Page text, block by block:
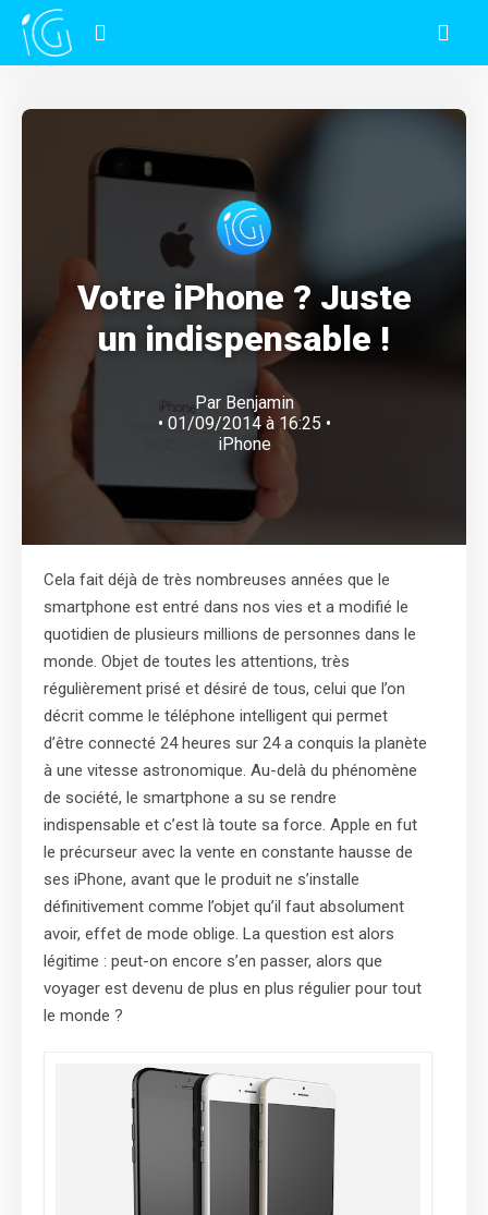
Votre iPhone ? Juste
un indispensable !
Par Benjamin
• 01/09/2014 à 16:25 •
iPhone
Cela fait déjà de très nombreuses années que le
smartphone est entré dans nos vies et a modifié le
quotidien de plusieurs millions de personnes dans le
monde. Objet de toutes les attentions, très
régulièrement prisé et désiré de tous, celui que l’on
décrit comme le téléphone intelligent qui permet
d’être connecté 24 heures sur 24 a conquis la planète
à une vitesse astronomique. Au-delà du phénomène
de société, le smartphone a su se rendre
indispensable et c’est là toute sa force. Apple en fut
le précurseur avec la vente en constante hausse de
ses iPhone, avant que le produit ne s’installe
définitivement comme l’objet qu’il faut absolument
avoir, effet de mode oblige. La question est alors
légitime : peut-on encore s’en passer, alors que
voyager est devenu de plus en plus régulier pour tout
le monde ?